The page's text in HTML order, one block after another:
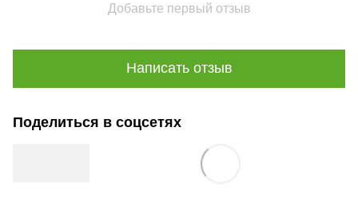
Добавьте первый отзыв
Написать отзыв
Поделиться в соцсетях